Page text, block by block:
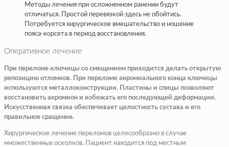
Методы лечения при осложненном ранении будут
отличаться. Простой перевязкой здесь не обойтись.
Потребуется хирургическое вмешательство и ношение
пояса-корсета в период восстановления.
Оперативное лечение
При переломе ключицы со смещением приходится делать открытую
репозицию отломков. При переломе акромиального конца ключицы
используются металлоконструкции. Пластины и спицы позволяют
восстановить акромион и избежать его последующей деформации.
Искусственная связка обеспечивает целостность сустава и его
правильное сращение.
Хирургическое лечение переломов целесообразно в случае
множественных осколков. Пациент находится под местным